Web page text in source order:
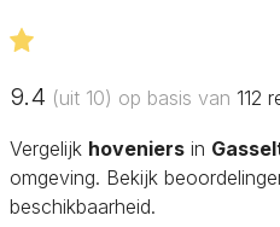
9.4 (uit 10) op basis van 112
Vergelijk hoveniers in
omgeving. Bekijk
beschikbaarheid.